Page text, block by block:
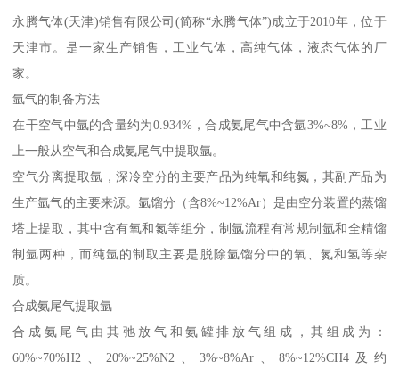
永腾气体(天津)销售有限公司(简称“永腾气体”)成立于2010年，位于
天津市。是一家生产销售，工业气体，高纯气体，液态气体的厂
家。
氩气的制备方法
在干空气中氩的含量约为0.934%，合成氨尾气中含氩3%~8%，工业
上一般从空气和合成氨尾气中提取氩。
空气分离提取氩，深冷空分的主要产品为纯氧和纯氮，其副产品为
生产氩气的主要来源。氩馏分（含8%~12%Ar）是由空分装置的蒸馏
塔上提取，其中含有氧和氮等组分，制氩流程有常规制氩和全精馏
制氩两种，而纯氩的制取主要是脱除氩馏分中的氧、氮和氢等杂
质。
合成氨尾气提取氩
合成氨尾气由其弛放气和氨罐排放气组成，其组成为：
60%~70%H2、20%~25%N2、3%~8%Ar、8%~12%CH4及约